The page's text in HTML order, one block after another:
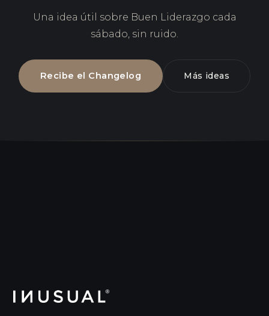
Una idea útil sobre Buen Liderazgo cada
sábado, sin ruido.
Recibe el Changelog Más ideas